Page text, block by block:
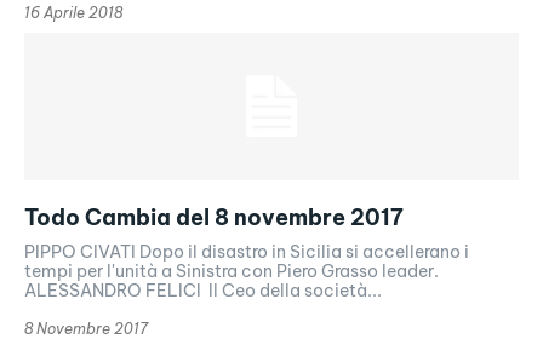
16 Aprile 2018
Todo Cambia del 8 novembre 2017
PIPPO CIVATI Dopo il disastro in Sicilia si accellerano i
tempi per l'unità a Sinistra con Piero Grasso leader.
ALESSANDRO FELICI Il Ceo della società...
8 Novembre 2017